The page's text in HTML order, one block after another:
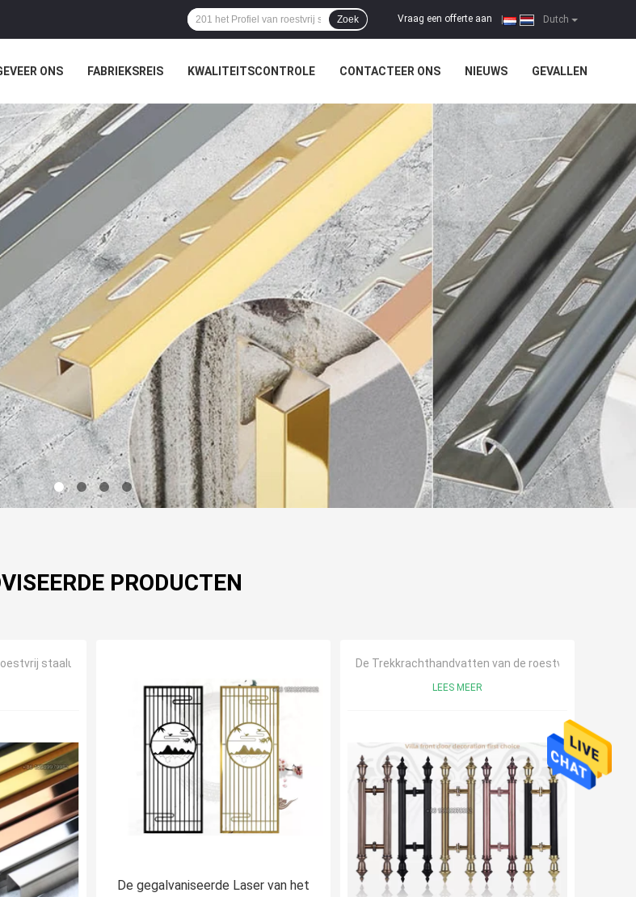
Dutch
Vraag een offerte aan
Zoek
ONS FABRIEKSREIS KWALITEITSCONTROLE CONTACTEER ONS NIEUWS GEVALLEN
PRODUCTEN
staalu
De gegalvaniseerde Laser van het
De Trekkrachthandvatten van de roestvrij staaldeur
LEES MEER